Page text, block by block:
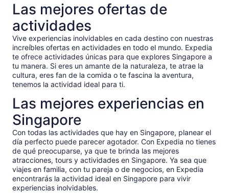
Las mejores ofertas de
actividades
Vive experiencias inolvidables en cada destino con nuestras
increíbles ofertas en actividades en todo el mundo. Expedia
te ofrece actividades únicas para que explores Singapore a
tu manera. Si eres un amante de la naturaleza, te atrae la
cultura, eres fan de la comida o te fascina la aventura,
tenemos la actividad ideal para ti.
Las mejores experiencias en
Singapore
Con todas las actividades que hay en Singapore, planear el
día perfecto puede parecer agotador. Con Expedia no tienes
de qué preocuparse, ya que te brinda las mejores
atracciones, tours y actividades en Singapore. Ya sea que
viajes en familia, con tu pareja o de negocios, en Expedia
encontrarás la actividad ideal en Singapore para vivir
experiencias inolvidables.